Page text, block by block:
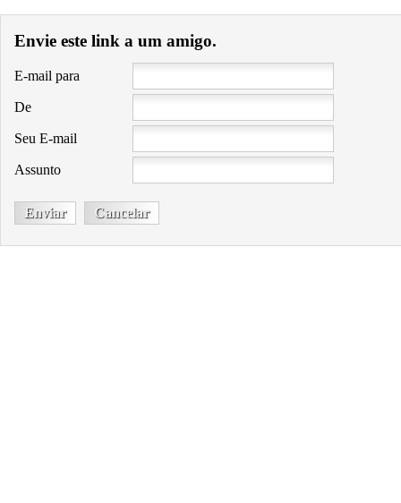
Envie este link a um amigo.
E-mail para
De
Seu E-mail
Assunto
Enviar Cancelar